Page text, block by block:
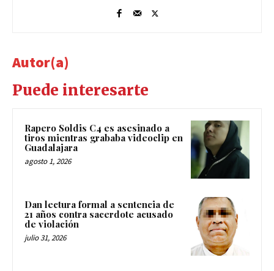
Autor(a)
Puede interesarte
Rapero Soldis C4 es asesinado a
tiros mientras grababa videoclip en
Guadalajara
agosto 1, 2026
Dan lectura formal a sentencia de
21 años contra sacerdote acusado
de violación
julio 31, 2026